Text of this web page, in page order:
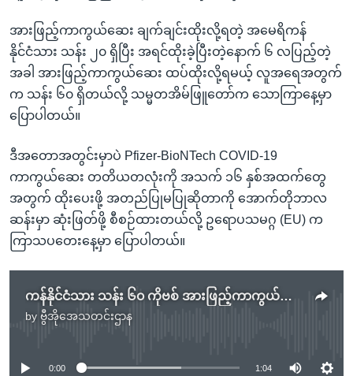
အားဖြည့်ကာကွယ်ဆေး ချက်ချင်းထိုးလို့ရတဲ့ အမေရိကန်
နိုင်ငံသား သန်း ၂၀ ရှိပြီး အရင်ထိုးခဲ့ပြီးတဲ့နောက် ၆ လပြည့်တဲ့
အခါ အားဖြည့်ကာကွယ်ဆေး ထပ်ထိုးလို့ရမယ့် လူအရေအတွက်
က သန်း ၆၀ ရှိတယ်လို့ သမ္မတအိမ်ဖြူတော်က သောကြာနေ့မှာ
ပြောပါတယ်။
ဒီအတောအတွင်းမှာပဲ Pfizer-BioNTech COVID-19
ကာကွယ်ဆေး တတိယတလုံးကို အသက် ၁၆ နှစ်အထက်တွေ
အတွက် ထိုးပေးဖို့ အတည်ပြုမပြုဆိုတာကို အောက်တိုဘာလ
ဆန်းမှာ ဆုံးဖြတ်ဖို့ စီစဉ်ထားတယ်လို့ ဥရောပသမဂ္ဂ (EU) က
ကြာသပတေးနေ့မှာ ပြောပါတယ်။
ကန်နိုင်ငံသား သန်း ၆၀ ကိုဗစ် အားဖြည့်ကာကွယ်ဆေး ထိုးခွင့်ရမည်
by ဗွီအိုအေသတင်းဌာန
No media source currently available
0:00 1:04